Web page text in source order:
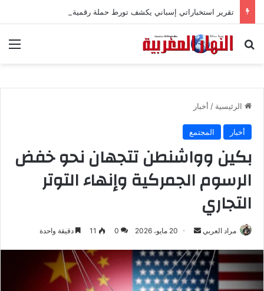
بحث عن
الرئيسية / أخبار
أخبار المجتمع
بكين وواشنطن تتجهان نحو خفض
الرسوم الجمركية وإنهاء التوتر
التجاري
مراد العربي
س
ل
ب
20 مايو، 2026 0
11 دقيقة واحدة